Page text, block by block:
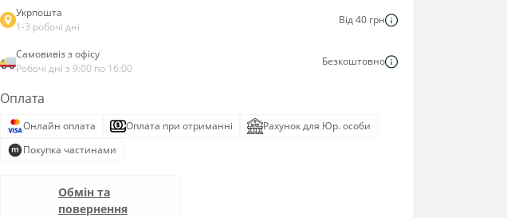
Укрпошта
1-3 робочі дні
Від 40 грн
Самовивіз з офісу
Робочі дні з 9:00 по 16:00
Безкоштовно
Оплата
Онлайн оплата Оплата при отриманні
Рахунок для Юр. особи
Покупка частинами
Обмін та
повернення